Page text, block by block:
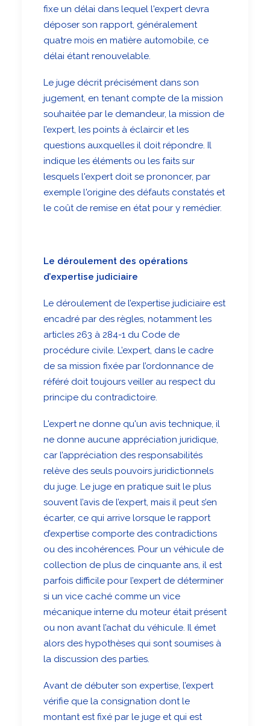
fixe un délai dans lequel l'expert devra
déposer son rapport, généralement
quatre mois en matière automobile, ce
délai étant renouvelable.
Le juge décrit précisément dans son
jugement, en tenant compte de la mission
souhaitée par le demandeur, la mission de
l’expert, les points à éclaircir et les
questions auxquelles il doit répondre. Il
indique les éléments ou les faits sur
lesquels l'expert doit se prononcer, par
exemple l'origine des défauts constatés et
le coût de remise en état pour y remédier.
Le déroulement des opérations
d’expertise judiciaire
Le déroulement de l’expertise judiciaire est
encadré par des règles, notamment les
articles 263 à 284-1 du Code de
procédure civile. L’expert, dans le cadre
de sa mission fixée par l’ordonnance de
référé doit toujours veiller au respect du
principe du contradictoire.
L'expert ne donne qu'un avis technique, il
ne donne aucune appréciation juridique,
car l’appréciation des responsabilités
relève des seuls pouvoirs juridictionnels
du juge. Le juge en pratique suit le plus
souvent l’avis de l’expert, mais il peut s’en
écarter, ce qui arrive lorsque le rapport
d’expertise comporte des contradictions
ou des incohérences. Pour un véhicule de
collection de plus de cinquante ans, il est
parfois difficile pour l’expert de déterminer
si un vice caché comme un vice
mécanique interne du moteur était présent
ou non avant l’achat du véhicule. Il émet
alors des hypothèses qui sont soumises à
la discussion des parties.
Avant de débuter son expertise, l’expert
vérifie que la consignation dont le
montant est fixé par le juge et qui est